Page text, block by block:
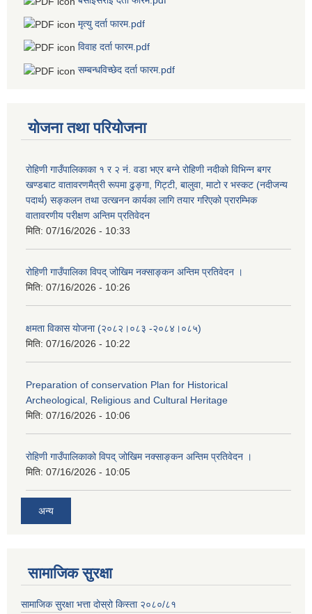
मृत्यु दर्ता फारम.pdf
विवाह दर्ता फारम.pdf
सम्बन्धविच्छेद दर्ता फारम.pdf
योजना तथा परियोजना
रोहिणी गाउँपालिकाका १ र २ नं. वडा भएर बग्ने रोहिणी नदीको विभिन्न बगर
खण्डबाट वातावरणमैत्री रूपमा ढुङ्गा, गिट्टी, बालुवा, माटो र भस्कट (नदीजन्य
पदार्थ) सङ्कलन तथा उत्खनन कार्यका लागि तयार गरिएको प्रारम्भिक
वातावरणीय परीक्षण अन्तिम प्रतिवेदन
मिति: 07/16/2026 - 10:33
रोहिणी गाउँपालिका विपद् जोखिम नक्साङ्कन अन्तिम प्रतिवेदन ।
मिति: 07/16/2026 - 10:26
क्षमता विकास योजना (२०८२।०८३‍ -२०८४।०८५)
मिति: 07/16/2026 - 10:22
Preparation of conservation Plan for Historical
Archeological, Religious and Cultural Heritage
मिति: 07/16/2026 - 10:06
रोहिणी गाउँपालिकाको विपद् जोखिम नक्साङ्कन अन्तिम प्रतिवेदन ।
मिति: 07/16/2026 - 10:05
अन्य
सामाजिक सुरक्षा
सामाजिक सुरक्षा भत्ता दोस्रो किस्ता २०८०/८१